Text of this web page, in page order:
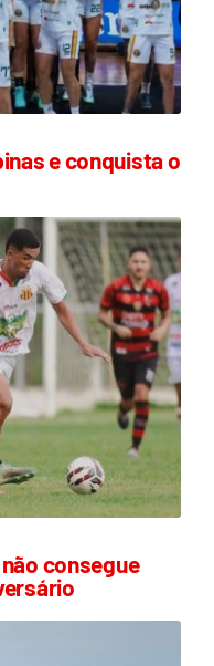
e conquista o
consegue